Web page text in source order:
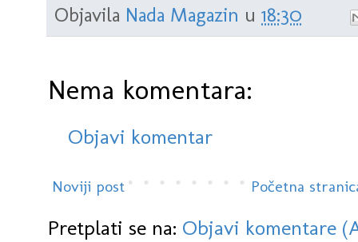
Objavila Nada Magazin u 18:30
Nema komentara:
Objavi komentar
Noviji post Početna
Pretplati se na: Objavi komentare